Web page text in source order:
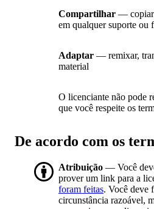
Compartilhar — copiar
em qualquer suporte ou
Adaptar — remixar,
material
O licenciante não pode
que você respeite os
De acordo com os
Atribuição — Você
prover um link para a
foram feitas. Você deve
circunstância razoável,